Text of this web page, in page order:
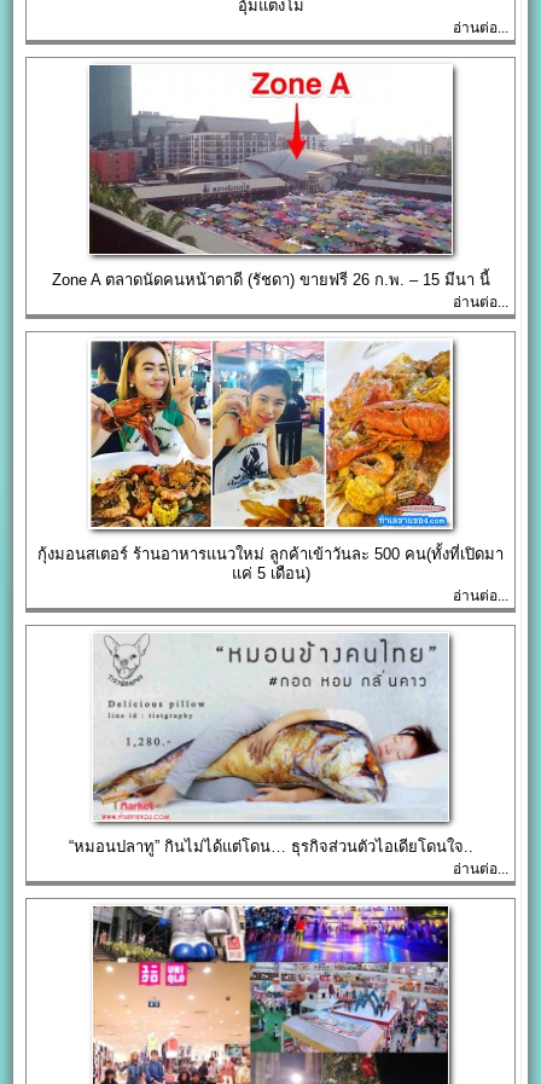
อุ้มแตงโม
อ่านต่อ...
Zone A ตลาดนัดคนหน้าตาดี (รัชดา) ขายฟรี 26 ก.พ. – 15 มีนา นี้
อ่านต่อ...
กุ้งมอนสเตอร์ ร้านอาหารแนวใหม่ ลูกค้าเข้าวันละ 500 คน(ทั้งที่เปิดมา
แค่ 5 เดือน)
อ่านต่อ...
“หมอนปลาทู” กินไม่ได้แต่โดน… ธุรกิจส่วนตัวไอเดียโดนใจ..
อ่านต่อ...